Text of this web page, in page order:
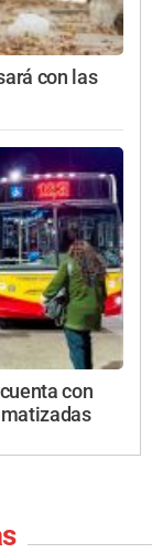
con las
con